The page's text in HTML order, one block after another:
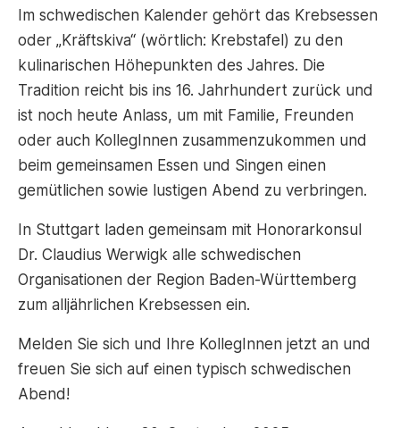
Im schwedischen Kalender gehört das Krebsessen
oder „Kräftskiva“ (wörtlich: Krebstafel) zu den
kulinarischen Höhepunkten des Jahres. Die
Tradition reicht bis ins 16. Jahrhundert zurück und
ist noch heute Anlass, um mit Familie, Freunden
oder auch KollegInnen zusammenzukommen und
beim gemeinsamen Essen und Singen einen
gemütlichen sowie lustigen Abend zu verbringen.
In Stuttgart laden gemeinsam mit Honorarkonsul
Dr. Claudius Werwigk alle schwedischen
Organisationen der Region Baden-Württemberg
zum alljährlichen Krebsessen ein.
Melden Sie sich und Ihre KollegInnen jetzt an und
freuen Sie sich auf einen typisch schwedischen
Abend!